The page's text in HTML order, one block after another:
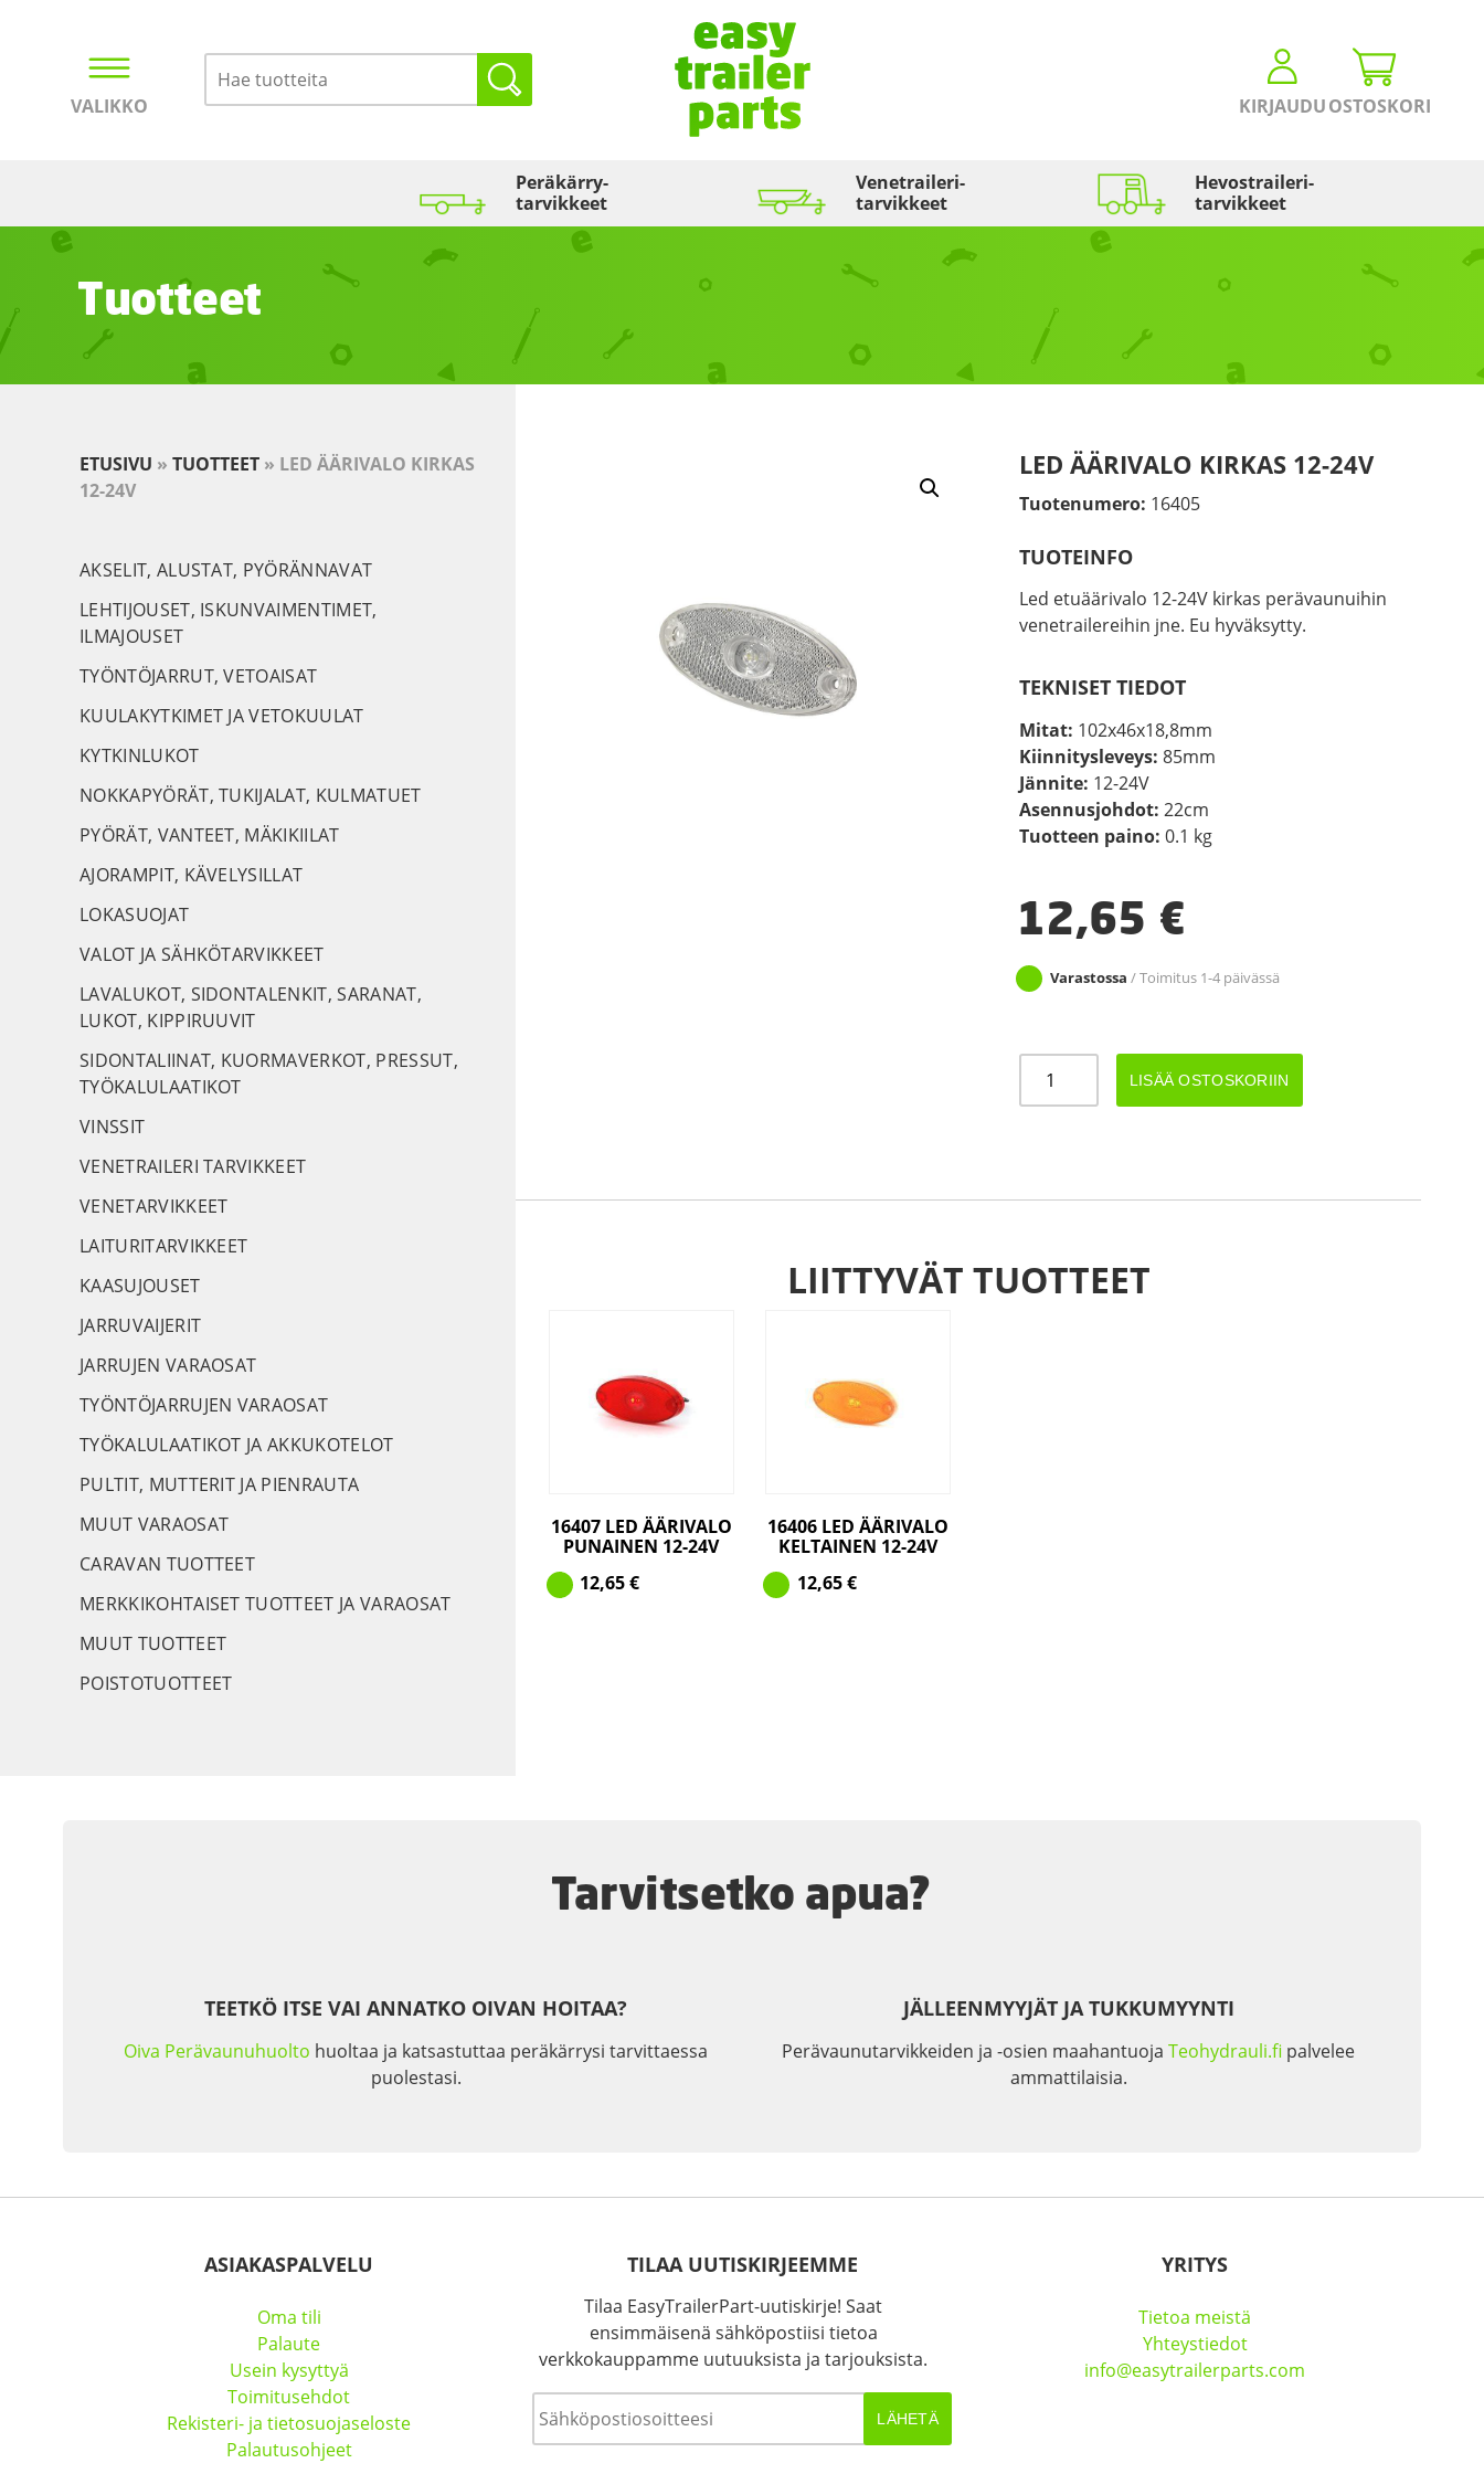
VALIKKO KIRJAUDUOSTOSKORI
Peräkärry­
tarvikkeet
Venetraileri­
tarvikkeet
Hevostraileri­
tarvikkeet
Tuotteet
LED ÄÄRIVALO KIRKAS 12-24V
Tuotenumero: 16405
TUOTEINFO
Led etuäärivalo 12-24V kirkas perävaunuihin
venetrailereihin jne. Eu hyväksytty.
TEKNISET TIEDOT
Mitat: 102x46x18,8mm
Kiinnitysleveys: 85mm
Jännite: 12-24V
Asennusjohdot: 22cm
Tuotteen paino: 0.1 kg
12,65 €
Varastossa / Toimitus 1-4 päivässä
ÄÄRIVALO
määrä
LISÄÄ OSTOSKORIIN
LIITTYVÄT TUOTTEET
16407 LED ÄÄRIVALO
PUNAINEN 12-24V
12,65€
16406 LED ÄÄRIVALO
KELTAINEN 12-24V
12,65€
ETUSIVU » TUOTTEET » LED ÄÄRIVALO KIRKAS
12-24V
AKSELIT, ALUSTAT, PYÖRÄNNAVAT
LEHTIJOUSET, ISKUNVAIMENTIMET,
ILMAJOUSET
TYÖNTÖJARRUT, VETOAISAT
KUULAKYTKIMET JA VETOKUULAT
KYTKINLUKOT
NOKKAPYÖRÄT, TUKIJALAT, KULMATUET
PYÖRÄT, VANTEET, MÄKIKIILAT
AJORAMPIT, KÄVELYSILLAT
LOKASUOJAT
VALOT JA SÄHKÖTARVIKKEET
LAVALUKOT, SIDONTALENKIT, SARANAT,
LUKOT, KIPPIRUUVIT
SIDONTALIINAT, KUORMAVERKOT, PRESSUT,
TYÖKALULAATIKOT
VINSSIT
VENETRAILERI TARVIKKEET
VENETARVIKKEET
LAITURITARVIKKEET
KAASUJOUSET
JARRUVAIJERIT
JARRUJEN VARAOSAT
TYÖNTÖJARRUJEN VARAOSAT
TYÖKALULAATIKOT JA AKKUKOTELOT
PULTIT, MUTTERIT JA PIENRAUTA
MUUT VARAOSAT
CARAVAN TUOTTEET
MERKKIKOHTAISET TUOTTEET JA VARAOSAT
MUUT TUOTTEET
POISTOTUOTTEET
Tarvitsetko apua?
TEETKÖ ITSE VAI ANNATKO OIVAN HOITAA?
Oiva Perävaunuhuolto huoltaa ja katsastuttaa peräkärrysi tarvittaessa
puolestasi.
JÄLLEENMYYJÄT JA TUKKUMYYNTI
Perävaunutarvikkeiden ja -osien maahantuoja Teohydrauli.fi palvelee
ammattilaisia.
ASIAKASPALVELU
Oma tili
Palaute
Usein kysyttyä
Toimitusehdot
Rekisteri- ja tietosuojaseloste
Palautusohjeet
YRITYS
Tietoa meistä
Yhteystiedot
info@easytrailerparts.com
TILAA UUTISKIRJEEMME
Tilaa EasyTrailerPart-uutiskirje! Saat
ensimmäisenä sähköpostiisi tietoa
verkkokauppamme uutuuksista ja tarjouksista.